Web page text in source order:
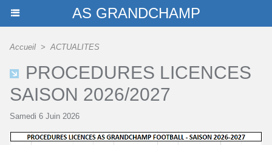
AS GRANDCHAMP
Accueil > ACTUALITES
PROCEDURES LICENCES
SAISON 2026/2027
Samedi 6 Juin 2026